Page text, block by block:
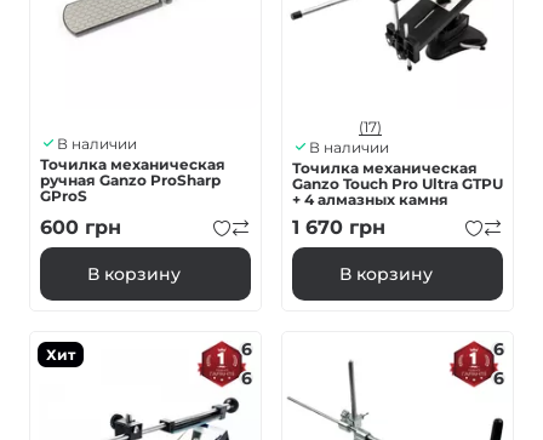
В наличии
Точилка механическая
ручная Ganzo ProSharp
GProS
600 грн
В корзину
(17)
В наличии
Точилка механическая
Ganzo Touch Pro Ultra GTPU
+ 4 алмазных камня
1 670 грн
В корзину
Хит
6
6
6
6